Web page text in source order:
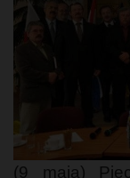
(9 maja)